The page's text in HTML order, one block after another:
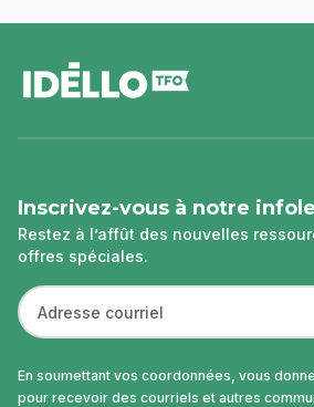
de
page
Inscrivez-vous à notre
Restez à l’affût des nouvelles
offres spéciales.
En soumettant vos coordonnées, vous
pour recevoir des courriels et autres